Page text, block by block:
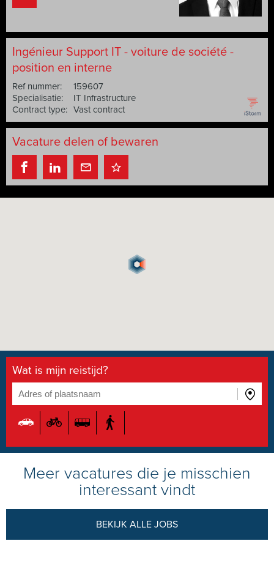
Ingénieur Support IT - voiture de société -
position en interne
Ref nummer:
159607
Specialisatie:
IT Infrastructure
Contract type: Vast contract
Vacature delen of bewaren
Wat is mijn reistijd?
Meer vacatures die je misschien
interessant vindt
BEKIJK ALLE JOBS